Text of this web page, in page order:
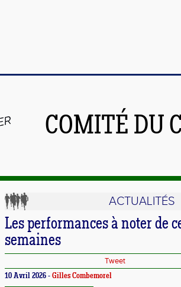
COMITÉ DU
ACTUALITÉS
Les performances à noter de
semaines
Tweet
10 Avril 2026 - Gilles Combemorel